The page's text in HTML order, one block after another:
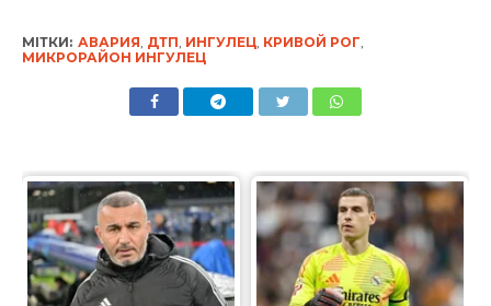
МІТКИ: АВАРИЯ, ДТП, ИНГУЛЕЦ, КРИВОЙ РОГ,
МИКРОРАЙОН ИНГУЛЕЦ